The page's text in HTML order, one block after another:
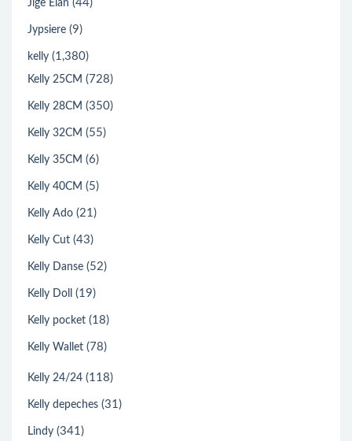
Jige Elan (44)
Jypsiere (9)
kelly (1,380)
Kelly 25CM (728)
Kelly 28CM (350)
Kelly 32CM (55)
Kelly 35CM (6)
Kelly 40CM (5)
Kelly Ado (21)
Kelly Cut (43)
Kelly Danse (52)
Kelly Doll (19)
Kelly pocket (18)
Kelly Wallet (78)
Kelly 24/24 (118)
Kelly depeches (31)
Lindy (341)